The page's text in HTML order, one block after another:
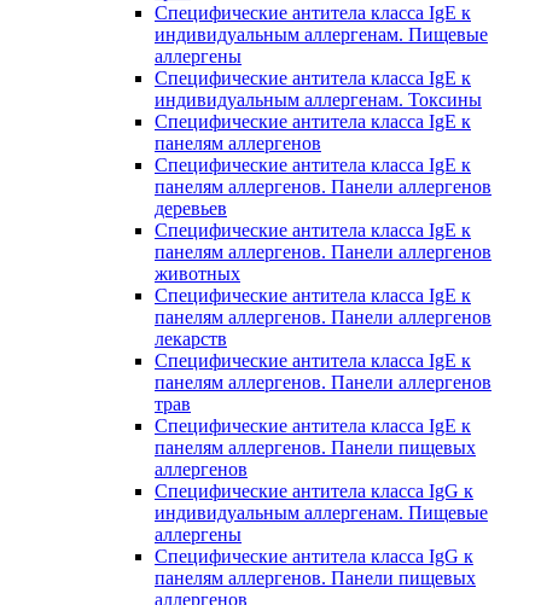
Специфические антитела класса IgE к
индивидуальным аллергенам. Пищевые
аллергены
Специфические антитела класса IgE к
индивидуальным аллергенам. Токсины
Специфические антитела класса IgE к
панелям аллергенов
Специфические антитела класса IgE к
панелям аллергенов. Панели аллергенов
деревьев
Специфические антитела класса IgE к
панелям аллергенов. Панели аллергенов
животных
Специфические антитела класса IgE к
панелям аллергенов. Панели аллергенов
лекарств
Специфические антитела класса IgE к
панелям аллергенов. Панели аллергенов
трав
Специфические антитела класса IgE к
панелям аллергенов. Панели пищевых
аллергенов
Специфические антитела класса IgG к
индивидуальным аллергенам. Пищевые
аллергены
Специфические антитела класса IgG к
панелям аллергенов. Панели пищевых
аллергенов